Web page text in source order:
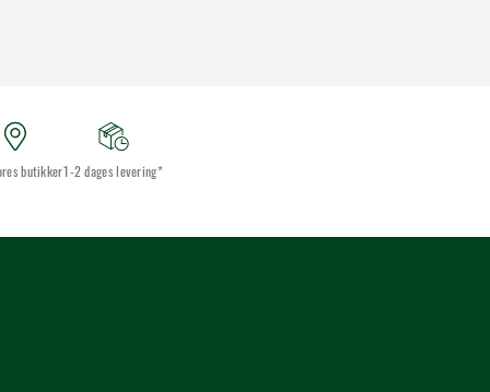
butikker1-2 dages levering*